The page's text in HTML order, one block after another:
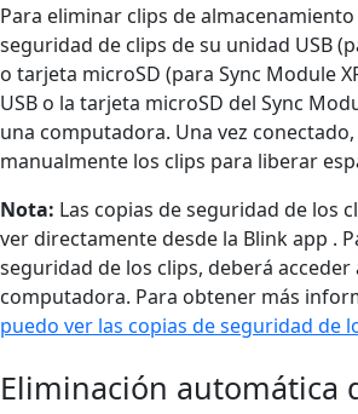
Para eliminar clips de
seguridad de clips de su unidad USB
o tarjeta microSD (para Sync Module
USB o la tarjeta microSD del Sync
una computadora. Una vez
manualmente los clips para liberar
Nota: Las copias de seguridad de los
ver directamente desde la Blink app .
seguridad de los clips, deberá acceder
computadora. Para obtener más
puedo ver las copias de seguridad de
Eliminación automática